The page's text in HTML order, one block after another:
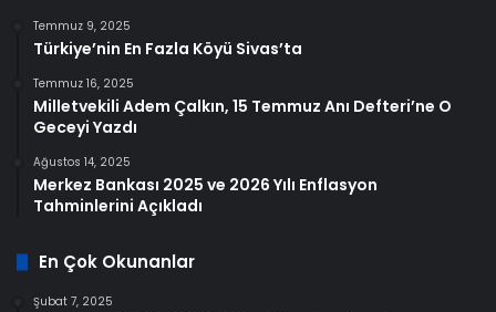
Temmuz 9, 2025
Türkiye’nin En Fazla Köyü Sivas’ta
Temmuz 16, 2025
Milletvekili Adem Çalkın, 15 Temmuz Anı Defteri’ne O
Geceyi Yazdı
Ağustos 14, 2025
Merkez Bankası 2025 ve 2026 Yılı Enflasyon
Tahminlerini Açıkladı
En Çok Okunanlar
Şubat 7, 2025